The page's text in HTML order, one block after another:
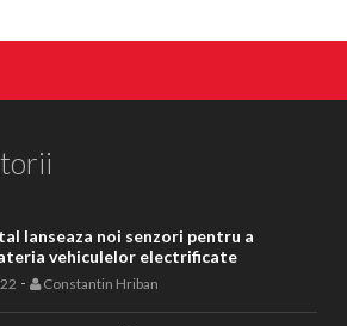
lanseaza noi senzori pentru a
vehiculelor electrificate
- Constantin Hriban